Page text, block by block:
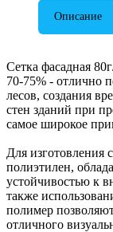
Описание
Сетка фасадная
70-75% - отлично
лесов, создания
стен зданий при
самое широкое
Для изготовления
полиэтилен,
устойчивостью к
также
полимер
отличного